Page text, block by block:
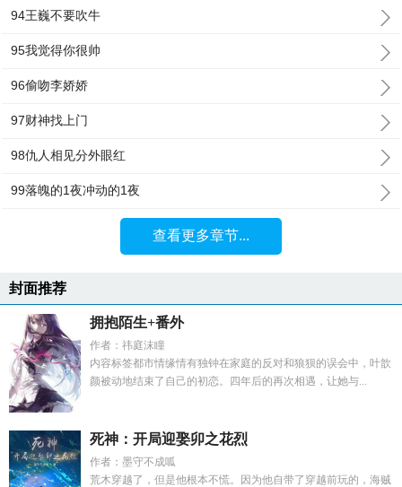
94王巍不要吹牛
95我觉得你很帅
96偷吻李娇娇
97财神找上门
98仇人相见分外眼红
99落魄的1夜冲动的1夜
查看更多章节...
封面推荐
拥抱陌生+番外
作者：祎庭沫瞳
内容标签都市情缘情有独钟在家庭的反对和狼狈的误会中，叶歆
颜被动地结束了自己的初恋。四年后的再次相遇，让她与...
死神：开局迎娶卯之花烈
作者：墨守不成呱
荒木穿越了，但是他根本不慌。因为他自带了穿越前玩的，海贼